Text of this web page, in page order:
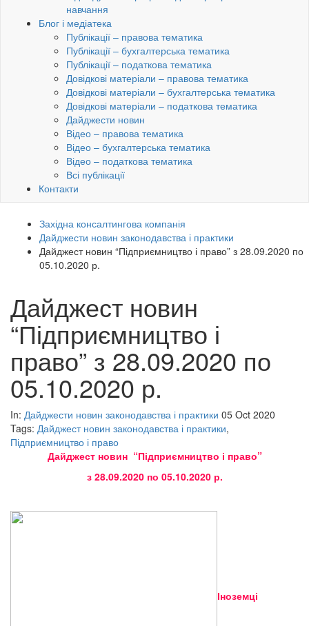
навчання
Блог і медіатека
Публікації – правова тематика
Публікації – бухгалтерська тематика
Публікації – податкова тематика
Довідкові матеріали – правова тематика
Довідкові матеріали – бухгалтерська тематика
Довідкові матеріали – податкова тематика
Дайджести новин
Відео – правова тематика
Відео – бухгалтерська тематика
Відео – податкова тематика
Всі публікації
Контакти
Західна консалтингова компанія
Дайджести новин законодавства і практики
Дайджест новин “Підприємництво і право” з 28.09.2020 по
05.10.2020 р.
Дайджест новин
“Підприємництво і
право” з 28.09.2020 по
05.10.2020 р.
In: Дайджести новин законодавства і практики 05 Oct 2020
Tags: Дайджест новин законодавства і практики,
Підприємництво і право
Дайджест новин “Підприємництво і право”
з 28.09.2020 по 05.10.2020 р.
Іноземці